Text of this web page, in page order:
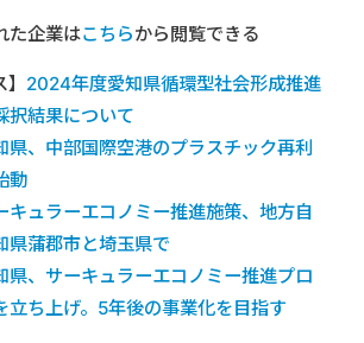
た企業はこちらから閲覧できる
2024年度愛知県循環型社会形成推進
択結果について
県、中部国際空港のプラスチック再利
動
キュラーエコノミー推進施策、地方自
県蒲郡市と埼玉県で
県、サーキュラーエコノミー推進プロ
立ち上げ。5年後の事業化を目指す